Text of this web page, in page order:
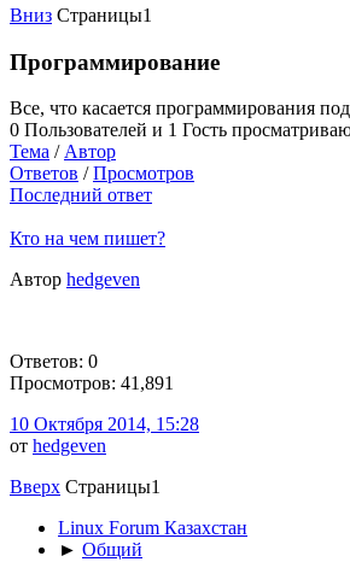
Вниз Страницы1
Программирование
Все, что касается программирования
0 Пользователей и 1 Гость
Тема / Автор
Ответов /Просмотров
Последний ответ
Кто на чем пишет?
Автор hedgeven
Ответов: 0
Просмотров: 41,891
10 Октября 2014, 15:28
от hedgeven
Вверх Страницы1
Linux Forum Казахстан
► Общий